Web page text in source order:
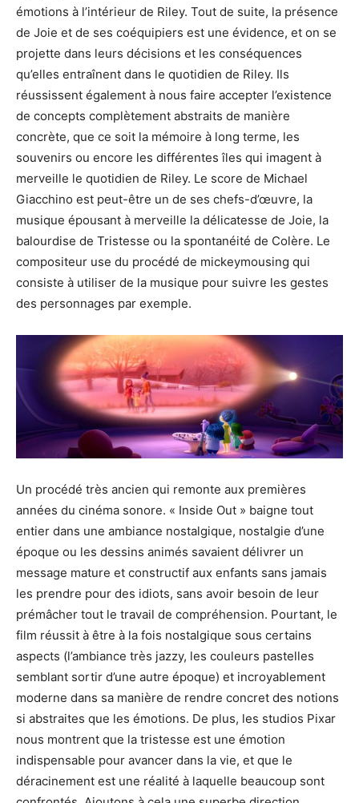
émotions à l’intérieur de Riley. Tout de suite, la présence
de Joie et de ses coéquipiers est une évidence, et on se
projette dans leurs décisions et les conséquences
qu’elles entraînent dans le quotidien de Riley. Ils
réussissent également à nous faire accepter l’existence
de concepts complètement abstraits de manière
concrète, que ce soit la mémoire à long terme, les
souvenirs ou encore les différentes îles qui imagent à
merveille le quotidien de Riley. Le score de Michael
Giacchino est peut-être un de ses chefs-d’œuvre, la
musique épousant à merveille la délicatesse de Joie, la
balourdise de Tristesse ou la spontanéité de Colère. Le
compositeur use du procédé de mickeymousing qui
consiste à utiliser de la musique pour suivre les gestes
des personnages par exemple.
Un procédé très ancien qui remonte aux premières
années du cinéma sonore. « Inside Out » baigne tout
entier dans une ambiance nostalgique, nostalgie d’une
époque ou les dessins animés savaient délivrer un
message mature et constructif aux enfants sans jamais
les prendre pour des idiots, sans avoir besoin de leur
prémâcher tout le travail de compréhension. Pourtant, le
film réussit à être à la fois nostalgique sous certains
aspects (l’ambiance très jazzy, les couleurs pastelles
semblant sortir d’une autre époque) et incroyablement
moderne dans sa manière de rendre concret des notions
si abstraites que les émotions. De plus, les studios Pixar
nous montrent que la tristesse est une émotion
indispensable pour avancer dans la vie, et que le
déracinement est une réalité à laquelle beaucoup sont